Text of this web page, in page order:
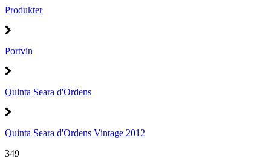
Produkter
Portvin
Quinta Seara d'Ordens
Quinta Seara d'Ordens Vintage 2012
349